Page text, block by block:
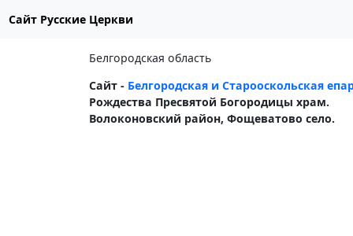
Сайт Русские Церкви
Белгородская область
Сайт - Белгородская и Старооскольская
Рождества Пресвятой Богородицы храм.
Волоконовский район, Фощеватово село.